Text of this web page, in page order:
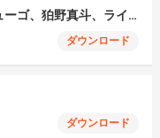
モエチャッカファイア – ヒューゴ、狛野真斗、ライト、セヴェリアン (Cover )
ダウンロード
ダウンロード